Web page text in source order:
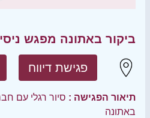
ביקור באתונה מפגש
פגישת דיווח
תיאור הפגישה : סיור רגלי עם
באתונה